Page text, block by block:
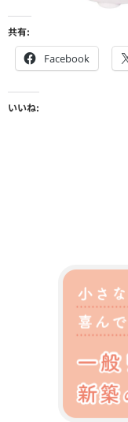
共有:
Facebook
いいね: